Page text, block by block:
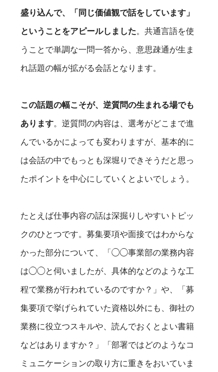
盛り込んで、「同じ価値観で話をしています」
ということをアピールしました。共通言語を使
うことで単調な一問一答から、意思疎通が生ま
れ話題の幅が拡がる会話となります。
この話題の幅こそが、逆質問の生まれる場でも
あります。逆質問の内容は、選考がどこまで進
んでいるかによっても変わりますが、基本的に
は会話の中でもっとも深堀りできそうだと思っ
たポイントを中心にしていくとよいでしょう。
たとえば仕事内容の話は深掘りしやすいトピッ
クのひとつです。募集要項や面接ではわからな
かった部分について、「◯◯事業部の業務内容
は◯◯と伺いましたが、具体的などのような工
程で業務が行われているのですか？」や、「募
集要項で挙げられていた資格以外にも、御社の
業務に役立つスキルや、読んでおくとよい書籍
などはありますか？」「部署ではどのようなコ
ミュニケーションの取り方に重きをおいていま